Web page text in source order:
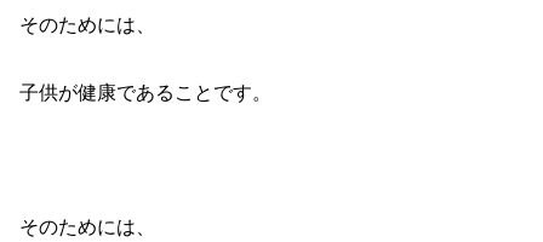
そのためには、
子供が健康であることです。
そのためには、